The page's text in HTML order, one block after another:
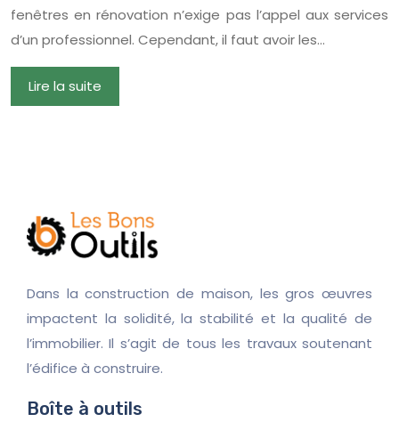
fenêtres en rénovation n’exige pas l’appel aux services
d’un professionnel. Cependant, il faut avoir les…
Lire la suite
Dans la construction de maison, les gros œuvres
impactent la solidité, la stabilité et la qualité de
l’immobilier. Il s’agit de tous les travaux soutenant
l’édifice à construire.
Boîte à outils